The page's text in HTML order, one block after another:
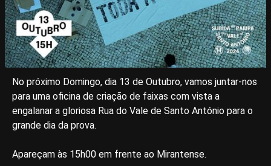
No próximo Domingo, dia 13 de Outubro, vamos juntar-nos
para uma oficina de criação de faixas com vista a
engalanar a gloriosa Rua do Vale de Santo António para o
grande dia da prova.
Apareçam às 15h00 em frente ao Mirantense.